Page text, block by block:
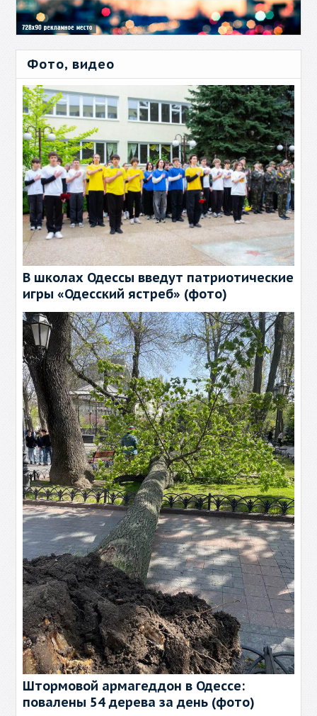
Фото, видео
В школах Одессы введут патриотические
игры «Одесский ястреб» (фото)
Штормовой армагеддон в Одессе:
повалены 54 дерева за день (фото)